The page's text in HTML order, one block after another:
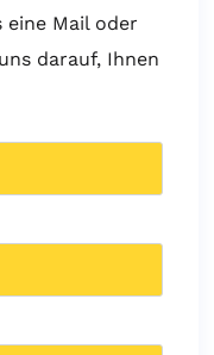
eine Mail oder
darauf, Ihnen